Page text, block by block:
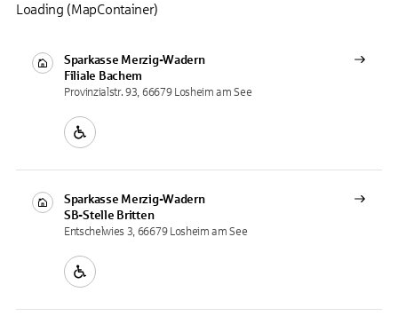
Sparkasse Merzig-Wadern
Filiale Bachem
Provinzialstr. 93, 66679 Losheim am See
Sparkasse Merzig-Wadern
SB-Stelle Britten
Entschelwies 3, 66679 Losheim am See
Loading (MapContainer)